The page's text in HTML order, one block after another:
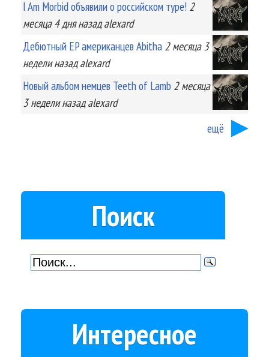
I Am Morbid объявили о российском туре! 2
месяца 4 дняназад alexard
Дебютный EP американцев Abitha 2 месяца 3
неделиназад alexard
Новый альбом немцев Teeth of Lamb 2 месяца
3 неделиназад alexard
ещё
Поиск
Интересное